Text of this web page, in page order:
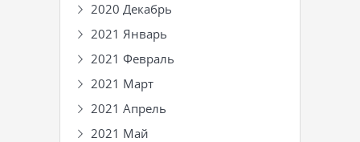
2020 Декабрь
2021 Январь
2021 Февраль
2021 Март
2021 Апрель
2021 Май